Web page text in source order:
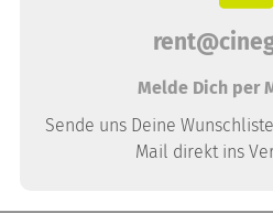
Melde Dich per
Sende uns Deine
Mail direkt ins